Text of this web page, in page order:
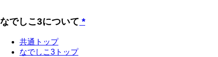
なでしこ3について *
共通トップ
なでしこ3トップ